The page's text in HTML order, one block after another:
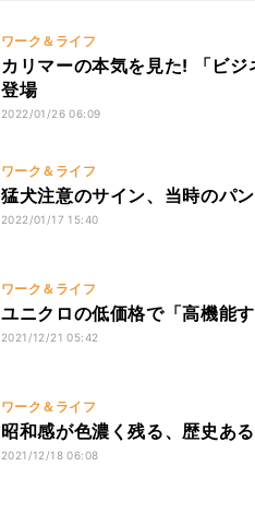
ワーク＆ライフ
カリマーの本気を見た! 「ビ
登場
2022/01/26 06:09
ワーク＆ライフ
猛犬注意のサイン、当時のパ
2022/01/17 15:40
ワーク＆ライフ
ユニクロの低価格で「高機能
2021/12/21 05:42
ワーク＆ライフ
昭和感が色濃く残る、歴史あ
2021/12/18 06:08